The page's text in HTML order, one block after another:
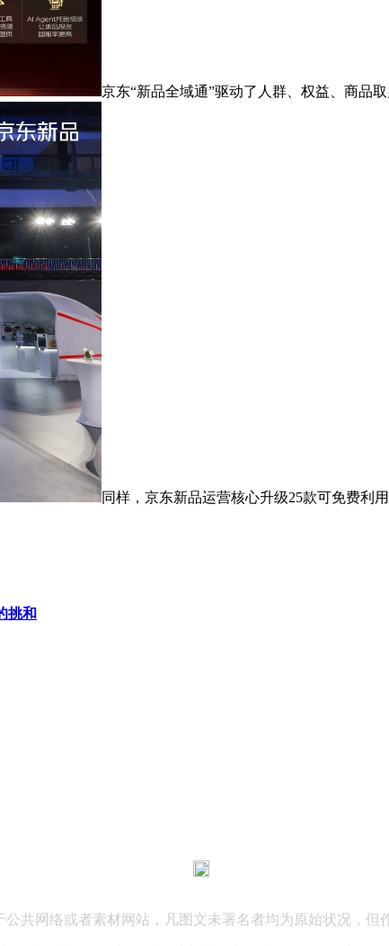
京东“新品全域通”驱动了人群、权益、商品
同样，京东新品运营核心升级25款可免费利
挑和
共网络或者素材网站，凡图文未署名者均为原始状况，但